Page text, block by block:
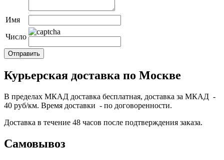
Имя
Число
Курьерская доставка по Москве
В пределах МКАД доставка бесплатная, доставка за МКАД -
40 руб/км. Время доставки - по договоренности.
Доставка в течение 48 часов после подтверждения заказа.
Самовывоз